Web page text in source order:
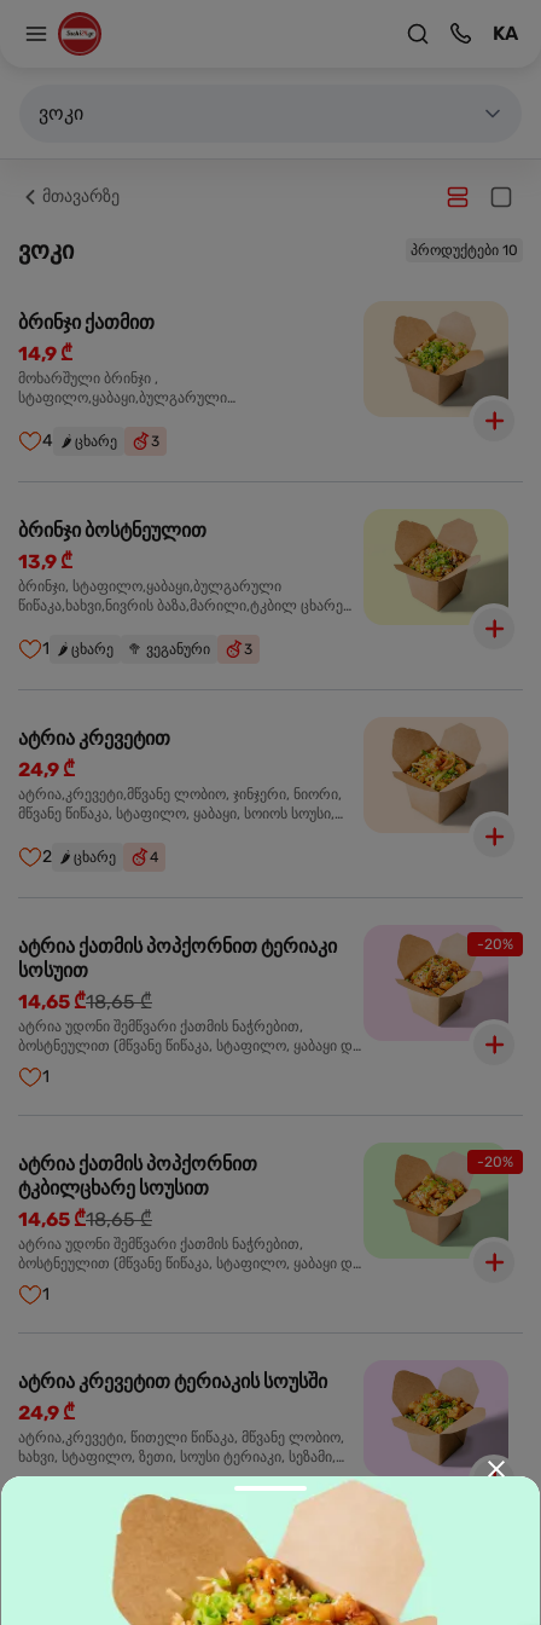
KA
ვოკი
მთავარზე
ვოკი პროდუქტები 10
ბრინჯი ქათმით
14,9 ₾
მოხარშული ბრინჯი ,
სტაფილო,ყაბაყი,ბულგარული
ტკბილ ცხარე სოუსი,მწვანე ხახვი,სეზამის
მარცვლის ნაზავი,მზესუმზირის ზეთი,ბარდა
4 🌶️ ცხარე 3
ბრინჯი ბოსტნეულით
13,9 ₾
ბრინჯი, სტაფილო,ყაბაყი,ბულგარული
წიწაკა,ხახვი,ნივრის ბაზა,მარილი,ტკბილ ცხარე
ნაზავი,მზესუმზირის ზეთი ,ბარდა
1 🌶️ ცხარე 🥦 ვეგანური 3
ატრია კრევეტით
24,9 ₾
ატრია,კრევეტი,მწვანე ლობიო, ჯინჯერი, ნიორი,
მწვანე წიწაკა, სტაფილო, ყაბაყი, სოიოს სოუსი,
მწვანე ხახვი, სეზამი, კრევეტები, სეზამის ზეთი,
2 🌶️ ცხარე 4
-20%
ატრია ქათმის პოპქორნით ტერიაკი
სოსუით
14,65 ₾18,65 ₾
ატრია უდონი შემწვარი ქათმის ნაჭრებით,
ბოსტნეულით (მწვანე წიწაკა, სტაფილო, ყაბაყი და
ნიორი) ტერიაკის სოუსით, მწვანე ლობიო. სეზამის
მარცვლები,ხახვი,მწვანე ხახვი
1
-20%
ატრია ქათმის პოპქორნით
ტკბილცხარე სოუსით
14,65 ₾18,65 ₾
ატრია უდონი შემწვარი ქათმის ნაჭრებით,
ბოსტნეულით (მწვანე წიწაკა, სტაფილო, ყაბაყი და
ნიორი) ტკბილ-ცხარე სოუსით, მწვანე ლობიო.
სეზამის მარცვლები,ხახვი,მწვანე ხახვი
1
ატრია კრევეტით ტერიაკის სოუსში
24,9 ₾
ატრია,კრევეტი, წითელი წიწაკა, მწვანე ლობიო,
ხახვი, სტაფილო, ზეთი, სოუსი ტერიაკი, სეზამი,
მწვანე ხახვი, ნიორი
4
ბრინჯი კრევეტით